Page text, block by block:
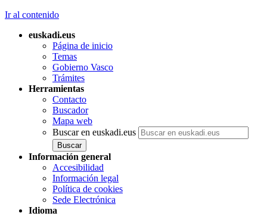
Ir al contenido
euskadi.eus
Página de inicio
Temas
Gobierno Vasco
Trámites
Herramientas
Contacto
Buscador
Mapa web
Buscar en euskadi.eus
Información general
Accesibilidad
Información legal
Política de cookies
Sede Electrónica
Idioma